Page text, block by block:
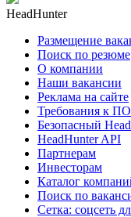
HeadHunter
Размещение
Поиск по резюме
О компании
Наши вакансии
Реклама на сайте
Требования к ПО
Безопасный
HeadHunter API
Партнерам
Инвесторам
Каталог
Поиск по
Сетка: соцсеть